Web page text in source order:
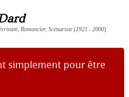
Romancier, Scénariste (1921 - 2000)
simplement pour être